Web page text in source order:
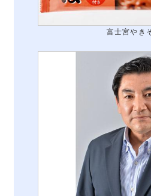
富士宮やき